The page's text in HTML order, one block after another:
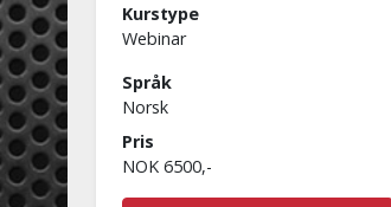
Kurstype
Webinar
Språk
Norsk
Pris
NOK 6500,-